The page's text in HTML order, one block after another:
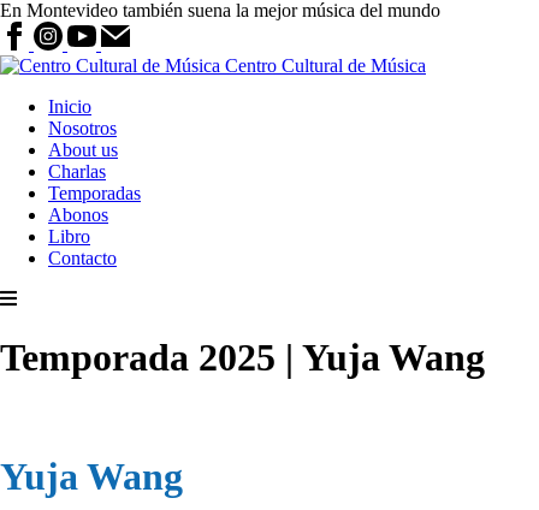
En Montevideo también suena la mejor música del mundo
Centro Cultural de Música
Inicio
Nosotros
About us
Charlas
Temporadas
Abonos
Libro
Contacto
Temporada 2025 | Yuja Wang
Yuja Wang